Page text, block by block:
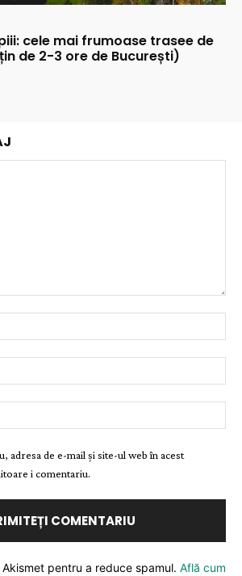
cele mai frumoase trasee de
de 2-3 ore de București)
adresa de e-mail și site-ul web în acest
i comentariu.
pentru a reduce spamul. Află cum